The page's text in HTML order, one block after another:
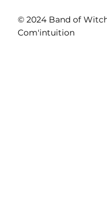
© 2024 Band of
Com'intuition